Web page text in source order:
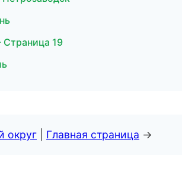
Страница 19
округ Главная страница →